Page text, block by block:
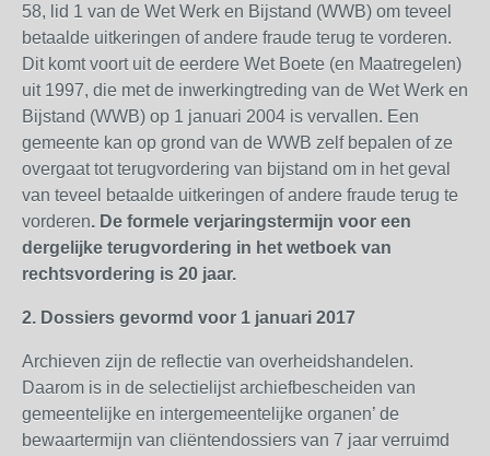
58, lid 1 van de Wet Werk en Bijstand (WWB) om teveel
betaalde uitkeringen of andere fraude terug te vorderen.
Dit komt voort uit de eerdere Wet Boete (en Maatregelen)
uit 1997, die met de inwerkingtreding van de Wet Werk en
Bijstand (WWB) op 1 januari 2004 is vervallen. Een
gemeente kan op grond van de WWB zelf bepalen of ze
overgaat tot terugvordering van bijstand om in het geval
van teveel betaalde uitkeringen of andere fraude terug te
vorderen. De formele verjaringstermijn voor een
dergelijke terugvordering in het wetboek van
rechtsvordering is 20 jaar.
2. Dossiers gevormd voor 1 januari 2017
Archieven zijn de reflectie van overheidshandelen.
Daarom is in de selectielijst archiefbescheiden van
gemeentelijke en intergemeentelijke organen’ de
bewaartermijn van cliëntendossiers van 7 jaar verruimd